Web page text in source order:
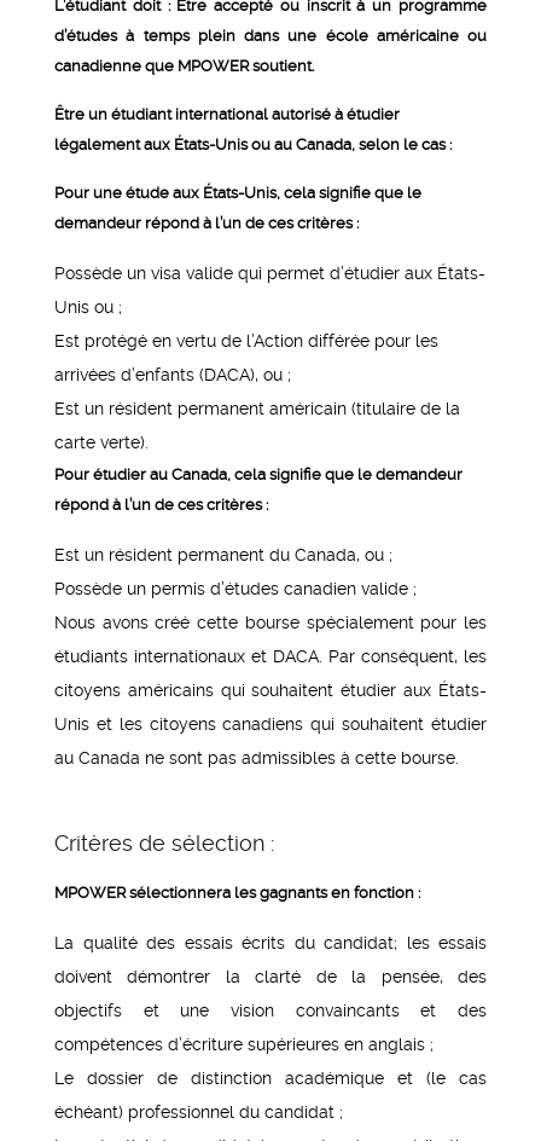
L’étudiant doit : Être accepté ou inscrit à un programme
d’études à temps plein dans une école américaine ou
canadienne que MPOWER soutient.
Être un étudiant international autorisé à étudier
légalement aux États-Unis ou au Canada, selon le cas :
Pour une étude aux États-Unis, cela signifie que le
demandeur répond à l’un de ces critères :
Possède un visa valide qui permet d’étudier aux États-
Unis ou ;
Est protégé en vertu de l’Action différée pour les
arrivées d’enfants (DACA), ou ;
Est un résident permanent américain (titulaire de la
carte verte).
Pour étudier au Canada, cela signifie que le demandeur
répond à l’un de ces critères :
Est un résident permanent du Canada, ou ;
Possède un permis d’études canadien valide ;
Nous avons créé cette bourse spécialement pour les
étudiants internationaux et DACA. Par conséquent, les
citoyens américains qui souhaitent étudier aux États-
Unis et les citoyens canadiens qui souhaitent étudier
au Canada ne sont pas admissibles à cette bourse.
Critères de sélection :
MPOWER sélectionnera les gagnants en fonction :
La qualité des essais écrits du candidat; les essais
doivent démontrer la clarté de la pensée, des
objectifs et une vision convaincants et des
compétences d’écriture supérieures en anglais ;
Le dossier de distinction académique et (le cas
échéant) professionnel du candidat ;